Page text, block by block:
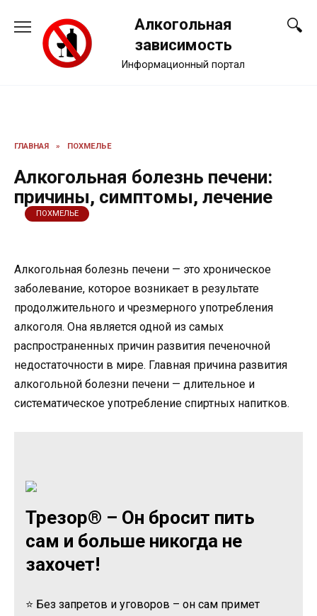
содержанию
Алкогольная
зависимость
Информационный портал
ГЛАВНАЯ » ПОХМЕЛЬЕ
Алкогольная болезнь печени:
причины, симптомы, лечение
ПОХМЕЛЬЕ
Алкогольная болезнь печени — это хроническое
заболевание, которое возникает в результате
продолжительного и чрезмерного употребления
алкоголя. Она является одной из самых
распространенных причин развития печеночной
недостаточности в мире. Главная причина развития
алкогольной болезни печени — длительное и
систематическое употребление спиртных напитков.
Трезор® – Он бросит пить
сам и больше никогда не
захочет!
⭐ Без запретов и уговоров – он сам примет